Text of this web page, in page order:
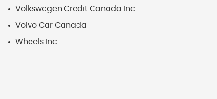
Volkswagen Credit Canada Inc.
Volvo Car Canada
Wheels Inc.